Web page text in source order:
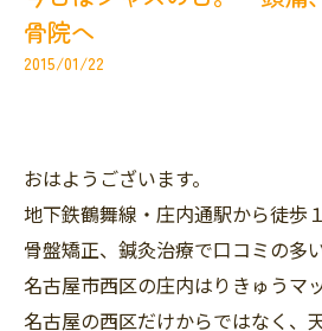
骨院へ
2015/01/22
おはようございます。
地下鉄鶴舞線・庄内通駅から徒歩
骨盤矯正、鍼灸治療で口コミの多
名古屋市西区の庄内はりきゅうマ
名古屋の西区だけからではなく、